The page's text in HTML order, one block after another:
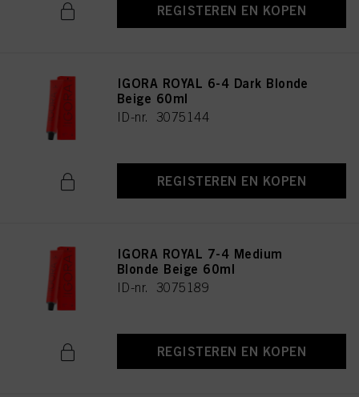
REGISTEREN EN KOPEN
IGORA ROYAL 6-4 Dark Blonde
Beige 60ml
ID-nr. 3075144
REGISTEREN EN KOPEN
IGORA ROYAL 7-4 Medium
Blonde Beige 60ml
ID-nr. 3075189
REGISTEREN EN KOPEN